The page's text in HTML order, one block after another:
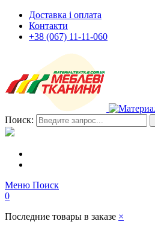
Доставка і оплата
Контакти
+38 (067) 11-11-060
Поиск:
Меню Поиск
0
Последние товары в заказе ×